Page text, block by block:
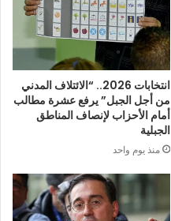
انتخابات 2026.. “الائتلاف المدني
من أجل الجبل” يرفع عشرة مطالب
أمام الأحزاب لإنصاف المناطق
الجبلية
منذ يوم واحد